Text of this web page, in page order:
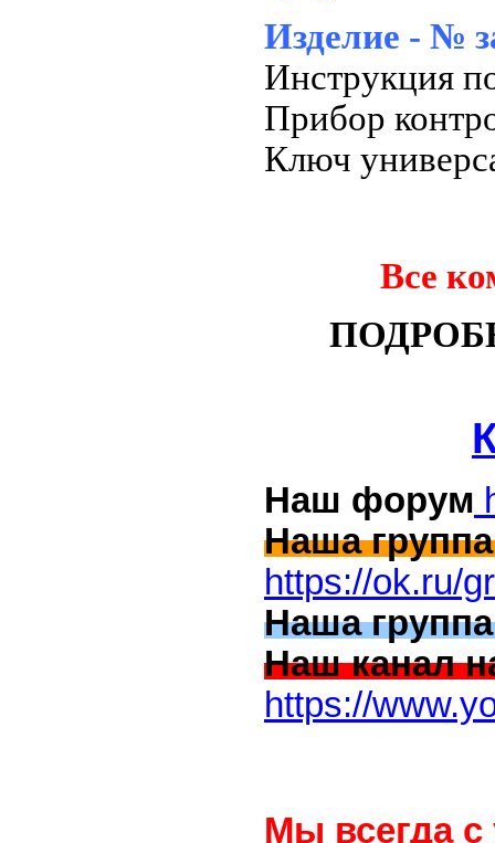
Изделие - №
Инструкция
Прибор
Ключ
Все
Наш форум
Наша
https://ok.ru/
Наша
Наш канал
https://
Мы всегда